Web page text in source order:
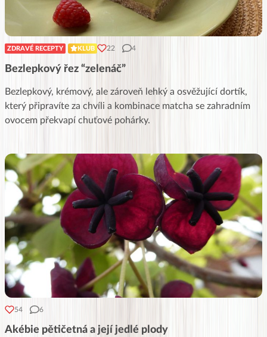
ZDRAVÉ RECEPTY KLUB 22 4
Bezlepkový řez “zelenáč”
Bezlepkový, krémový, ale zároveň lehký a osvěžující dortík,
který připravíte za chvíli a kombinace matcha se zahradním
ovocem překvapí chuťové pohárky.
54 6
Akébie pětičetná a její jedlé plody